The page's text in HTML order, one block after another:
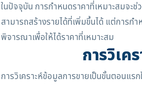
ในปัจจุบัน การกำหนดราคาที่เหมาะสมจะ
สามารถสร้างรายได้ที่เพิ่มขึ้นได้ แต่การก
พิจารณาเพื่อให้ได้ราคาที่เหมาะสม
การวิเค
การวิเคราะห์ข้อมูลการขายเป็นขั้นตอนแ